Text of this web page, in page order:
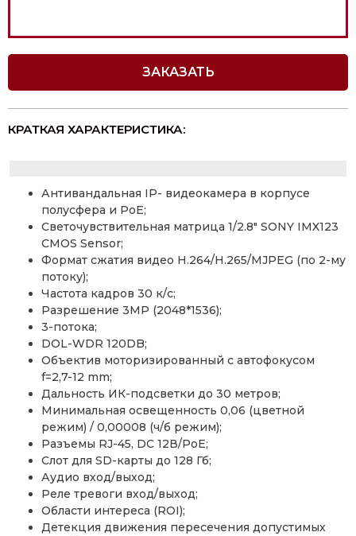
ЗАКАЗАТЬ
КРАТКАЯ ХАРАКТЕРИСТИКА:
Антивандальная IP- видеокамера в корпусе
полусфера и PoE;
Светочувствительная матрица 1/2.8″ SONY IMX123
CMOS Sensor;
Формат сжатия видео H.264/H.265/MJPEG (по 2-му
потоку);
Частота кадров 30 к/с;
Разрешение 3MP (2048*1536);
3-потока;
DOL-WDR 120DB;
Объектив моторизированный с автофокусом
f=2,7-12 mm;
Дальность ИК-подсветки до 30 метров;
Минимальная освещенность 0,06 (цветной
режим) / 0,00008 (ч/б режим);
Разъемы RJ-45, DC 12В/PoE;
Слот для SD-карты до 128 Гб;
Аудио вход/выход;
Реле тревоги вход/выход;
Области интереса (ROI);
Детекция движения пересечения допустимых